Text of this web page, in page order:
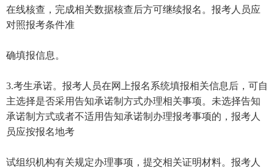
在线核查，完成相关数据核查后方可继续报名。报考人员应
对照报考条件准
确填报信息。
3.考生承诺。报考人员在网上报名系统填报相关信息后，可自
主选择是否采用告知承诺制方式办理相关事项。未选择告知
承诺制方式或者不适用告知承诺制办理报考事项的，报考人
员应按报名地考
试组织机构有关规定办理事项，提交相关证明材料。报考人